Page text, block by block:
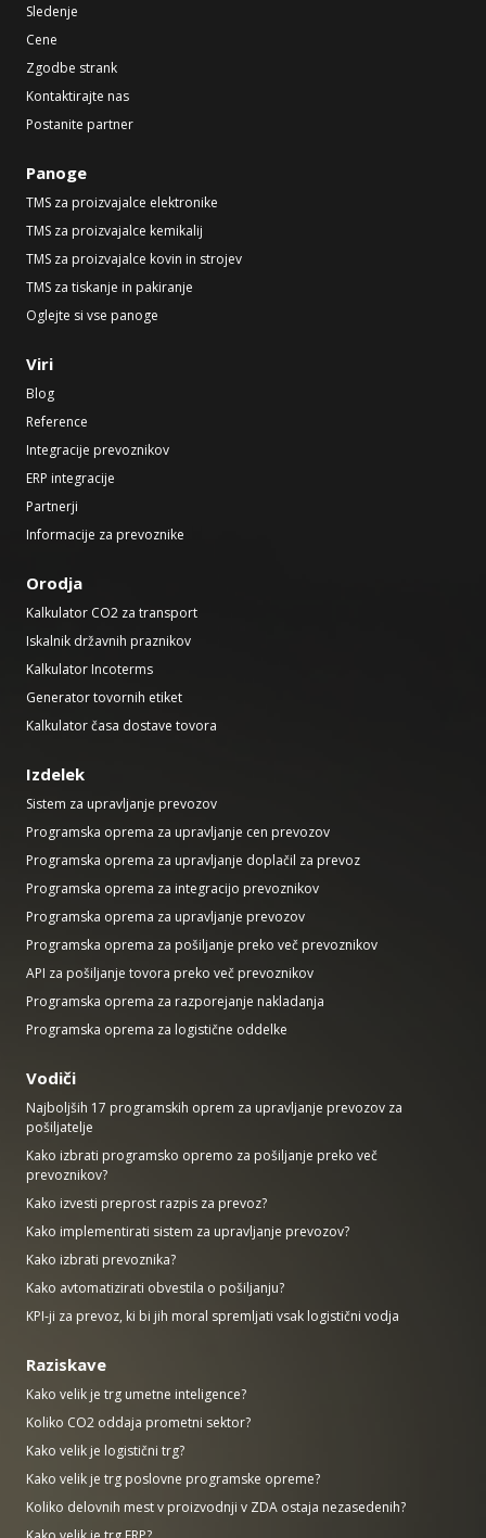
Sledenje
Cene
Zgodbe strank
Kontaktirajte nas
Postanite partner
Panoge
TMS za proizvajalce elektronike
TMS za proizvajalce kemikalij
TMS za proizvajalce kovin in strojev
TMS za tiskanje in pakiranje
Oglejte si vse panoge
Viri
Blog
Reference
Integracije prevoznikov
ERP integracije
Partnerji
Informacije za prevoznike
Orodja
Kalkulator CO2 za transport
Iskalnik državnih praznikov
Kalkulator Incoterms
Generator tovornih etiket
Kalkulator časa dostave tovora
Izdelek
Sistem za upravljanje prevozov
Programska oprema za upravljanje cen prevozov
Programska oprema za upravljanje doplačil za prevoz
Programska oprema za integracijo prevoznikov
Programska oprema za upravljanje prevozov
Programska oprema za pošiljanje preko več prevoznikov
API za pošiljanje tovora preko več prevoznikov
Programska oprema za razporejanje nakladanja
Programska oprema za logistične oddelke
Vodiči
Najboljših 17 programskih oprem za upravljanje prevozov za
pošiljatelje
Kako izbrati programsko opremo za pošiljanje preko več
prevoznikov?
Kako izvesti preprost razpis za prevoz?
Kako implementirati sistem za upravljanje prevozov?
Kako izbrati prevoznika?
Kako avtomatizirati obvestila o pošiljanju?
KPI-ji za prevoz, ki bi jih moral spremljati vsak logistični vodja
Raziskave
Kako velik je trg umetne inteligence?
Koliko CO2 oddaja prometni sektor?
Kako velik je logistični trg?
Kako velik je trg poslovne programske opreme?
Koliko delovnih mest v proizvodnji v ZDA ostaja nezasedenih?